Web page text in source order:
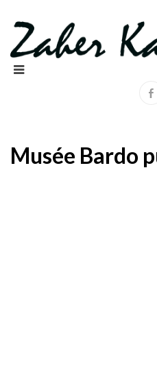
Musée Bardo